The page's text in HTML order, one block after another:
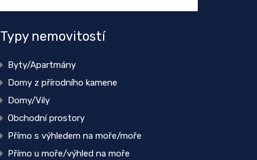
Typy nemovitostí
Byty/Apartmány
Domy z přírodního kamene
Domy/Vily
Obchodní prostory
Přímo s výhledem na moře/moře
Přímo u moře/výhled na moře